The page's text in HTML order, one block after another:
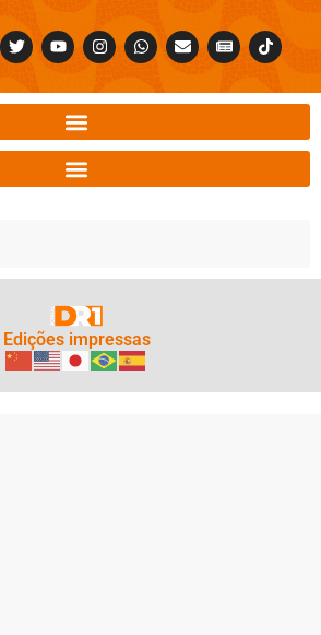
Edições impressas